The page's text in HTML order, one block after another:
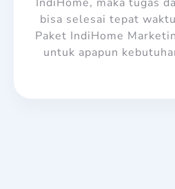
bisa selesai tepat
Paket IndiHome
untuk apapun